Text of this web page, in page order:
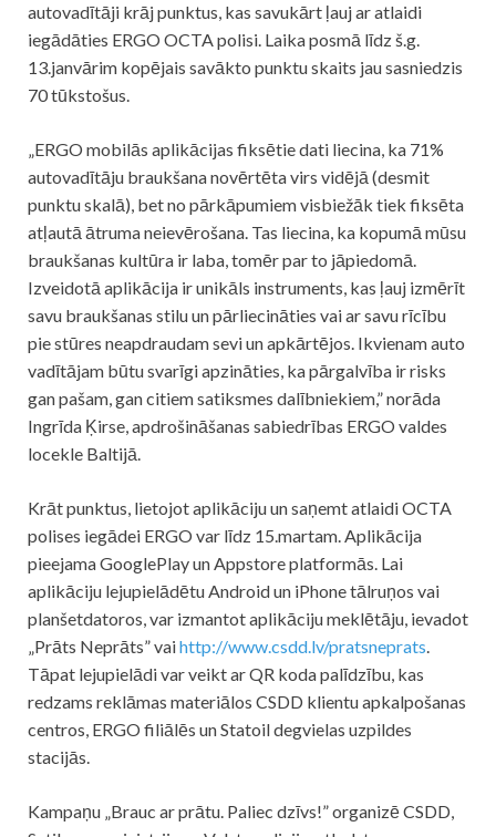
autovadītāji krāj punktus, kas savukārt ļauj ar atlaidi
iegādāties ERGO OCTA polisi. Laika posmā līdz š.g.
13.janvārim kopējais savākto punktu skaits jau sasniedzis
70 tūkstošus.
„ERGO mobilās aplikācijas fiksētie dati liecina, ka 71%
autovadītāju braukšana novērtēta virs vidējā (desmit
punktu skalā), bet no pārkāpumiem visbiežāk tiek fiksēta
atļautā ātruma neievērošana. Tas liecina, ka kopumā mūsu
braukšanas kultūra ir laba, tomēr par to jāpiedomā.
Izveidotā aplikācija ir unikāls instruments, kas ļauj izmērīt
savu braukšanas stilu un pārliecināties vai ar savu rīcību
pie stūres neapdraudam sevi un apkārtējos. Ikvienam auto
vadītājam būtu svarīgi apzināties, ka pārgalvība ir risks
gan pašam, gan citiem satiksmes dalībniekiem,” norāda
Ingrīda Ķirse, apdrošināšanas sabiedrības ERGO valdes
locekle Baltijā.
Krāt punktus, lietojot aplikāciju un saņemt atlaidi OCTA
polises iegādei ERGO var līdz 15.martam. Aplikācija
pieejama GooglePlay un Appstore platformās. Lai
aplikāciju lejupielādētu Android un iPhone tālruņos vai
planšetdatoros, var izmantot aplikāciju meklētāju, ievadot
„Prāts Neprāts” vaihttp://www.csdd.lv/pratsneprats.
Tāpat lejupielādi var veikt ar QR koda palīdzību, kas
redzams reklāmas materiālos CSDD klientu apkalpošanas
centros, ERGO filiālēs un Statoil degvielas uzpildes
stacijās.
Kampaņu „Brauc ar prātu. Paliec dzīvs!” organizē CSDD,